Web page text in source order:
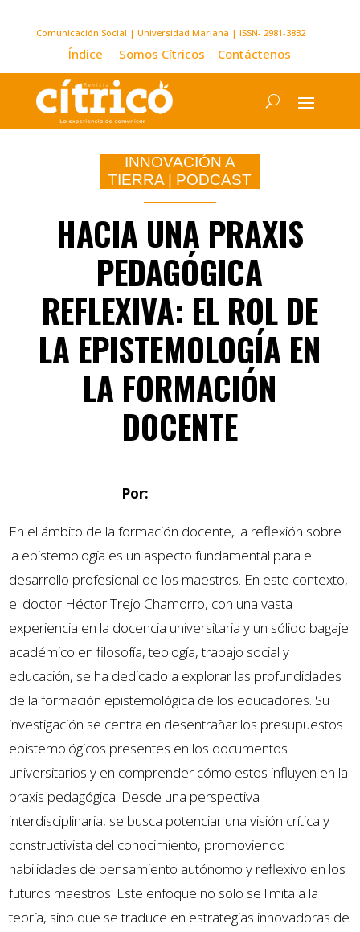
Comunicación Social | Universidad Mariana | ISSN- 2981-3832
Índice Somos Cítricos Contáctenos
INNOVACIÓN A
TIERRA | PODCAST
HACIA UNA PRAXIS
PEDAGÓGICA
REFLEXIVA: EL ROL DE
LA EPISTEMOLOGÍA EN
LA FORMACIÓN
DOCENTE
Por:
En el ámbito de la formación docente, la reflexión sobre
la epistemología es un aspecto fundamental para el
desarrollo profesional de los maestros. En este contexto,
el doctor Héctor Trejo Chamorro, con una vasta
experiencia en la docencia universitaria y un sólido bagaje
académico en filosofía, teología, trabajo social y
educación, se ha dedicado a explorar las profundidades
de la formación epistemológica de los educadores. Su
investigación se centra en desentrañar los presupuestos
epistemológicos presentes en los documentos
universitarios y en comprender cómo estos influyen en la
praxis pedagógica. Desde una perspectiva
interdisciplinaria, se busca potenciar una visión crítica y
constructivista del conocimiento, promoviendo
habilidades de pensamiento autónomo y reflexivo en los
futuros maestros. Este enfoque no solo se limita a la
teoría, sino que se traduce en estrategias innovadoras de